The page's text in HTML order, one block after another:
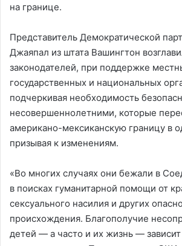
на границе.
Представитель Демократической
Джаяпал из штата Вашингтон
законодателей, при поддержке
государственных и национальных
подчеркивая необходимость
несовершеннолетними, которые
американо-мексиканскую границу в
призывая к изменениям.
«Во многих случаях они бежали в
в поисках гуманитарной помощи от
сексуального насилия и других
происхождения. Благополучие
детей — а часто и их жизнь —